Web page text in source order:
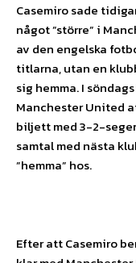
Casemiro sade
något ”större” i
av den engelska
titlarna, utan en
sig hemma. I
Manchester United
biljett med 3-2-
samtal med nästa
”hemma” hos.
Efter att Casemiro